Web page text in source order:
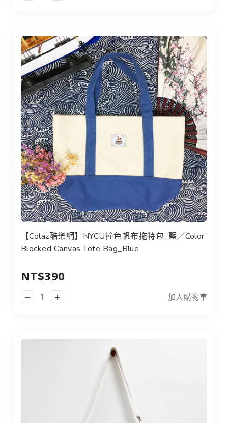
【Colaz酷樂網】NYCU撞色帆布拖特包_藍／Color
Blocked Canvas Tote Bag_Blue
NT$390
加入購物車